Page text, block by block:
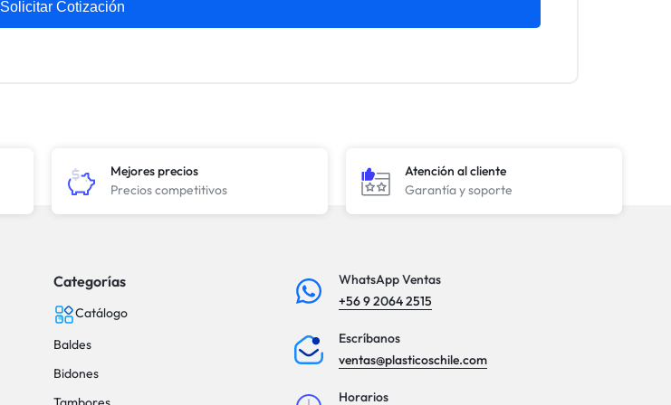
Solicitar Cotización
Mejores precios
Precios competitivos
Atención al cliente
Garantía y soporte
Categorías
Catálogo
Baldes
Bidones
WhatsApp Ventas
+56 9 2064 2515
Escríbanos
ventas@plasticoschile.com
Horarios